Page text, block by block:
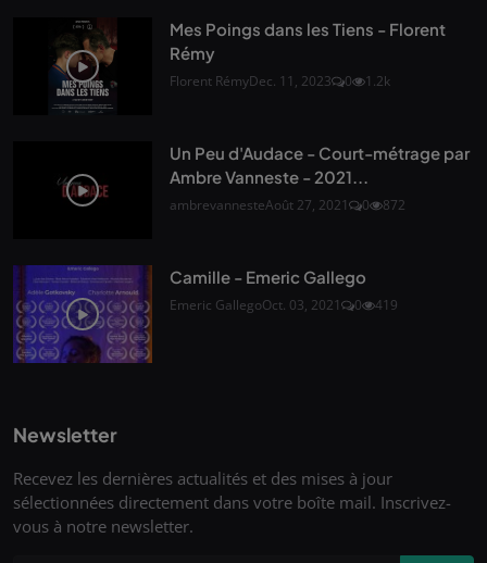
Mes Poings dans les Tiens - Florent
Rémy
Florent RémyDec. 11, 2023 0 1.2k
Un Peu d'Audace - Court-métrage par
Ambre Vanneste - 2021...
ambrevannesteAoût 27, 2021 0 872
Camille - Emeric Gallego
Emeric GallegoOct. 03, 2021 0 419
Newsletter
Recevez les dernières actualités et des mises à jour
sélectionnées directement dans votre boîte mail. Inscrivez-
vous à notre newsletter.